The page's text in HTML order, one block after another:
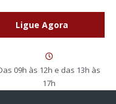
09h às 12h e das 13h às
17h